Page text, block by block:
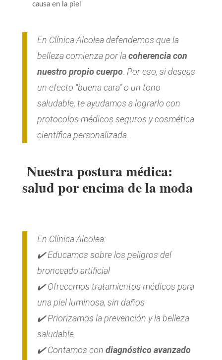
causa en la piel
En Clínica Alcolea defendemos que la
belleza comienza por la coherencia con
nuestro propio cuerpo. Por eso, si deseas
un efecto “buena cara” o un tono
saludable, te ayudamos a lograrlo con
protocolos médicos seguros y cosmética
científica personalizada.
Nuestra postura médica:
salud por encima de la moda
En Clínica Alcolea:
✔️ Educamos sobre los peligros del
bronceado artificial
✔️ Ofrecemos tratamientos médicos para
una piel luminosa, sin daños
✔️ Priorizamos la prevención y la belleza
saludable
✔️ Contamos con diagnóstico avanzado